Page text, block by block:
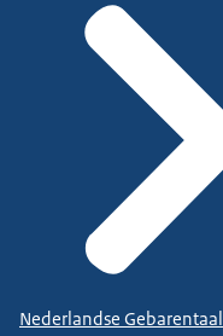
Nederlandse Gebarentaal